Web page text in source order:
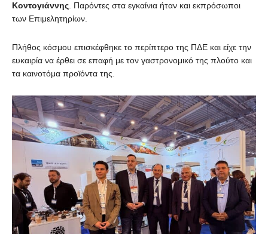
Κοντογιάννης . Παρόντες στα εγκαίνια ήταν και εκπρόσωποι
των Επιμελητηρίων.
Πλήθος κόσμου επισκέφθηκε το περίπτερο της ΠΔΕ και είχε την
ευκαιρία να έρθει σε επαφή με τον γαστρονομικό της πλούτο και
τα καινοτόμα προϊόντα της.